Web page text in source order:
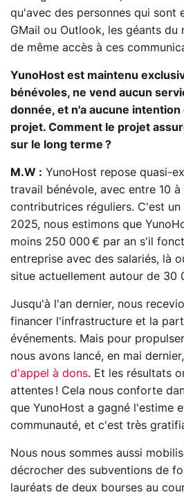
qu'avec des personnes qui sont
GMail ou Outlook, les géants du
de même accès à ces
YunoHost est maintenu
bénévoles, ne vend aucun
donnée, et n'a aucune
projet. Comment le projet
sur le long terme ?
M.W : YunoHost repose quasi-
travail bénévole, avec entre 10
contributrices réguliers. C'est un
2025, nous estimons que
moins 250 000 € par an s'il
entreprise avec des salariés, là
situe actuellement autour de 30
Jusqu'à l'an dernier, nous
financer l'infrastructure et la
événements. Mais pour
nous avons lancé, en mai dernier,
d'appel à dons. Et les résultats
attentes ! Cela nous conforte
que YunoHost a gagné l'estime
communauté, et c'est très
Nous nous sommes aussi
décrocher des subventions de
lauréats de deux bourses au